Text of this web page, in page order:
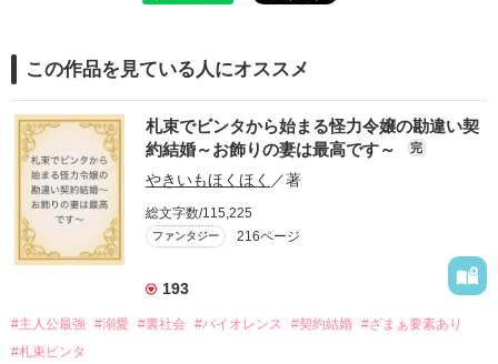
この作品を見ている人にオススメ
札束でビンタから始まる怪力令嬢の勘違い契
約結婚～お飾りの妻は最高です～
完
やきいもほくほく ／著
総文字数/115,225
ファンタジー 216ページ
193
#主人公最強 #溺愛 #裏社会 #バイオレンス #契約結婚 #ざまぁ要素あり
#札束ビンタ